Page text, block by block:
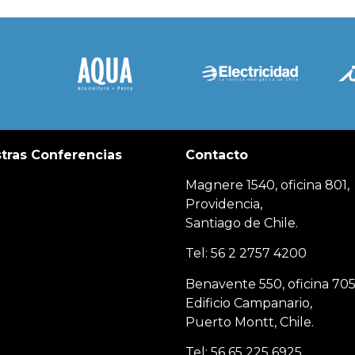
Conferencias Contacto
Magnere 1540, oficina 801,
Providencia,
Santiago de Chile.
Tel: 56 2 2757 4200
Benavente 550, oficina
Edificio Campanario,
Puerto Montt, Chile.